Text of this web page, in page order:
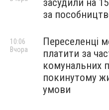
засудили на
за
Переселенці
платити за
комунальних
покинутому
умови
10:06
Вчора